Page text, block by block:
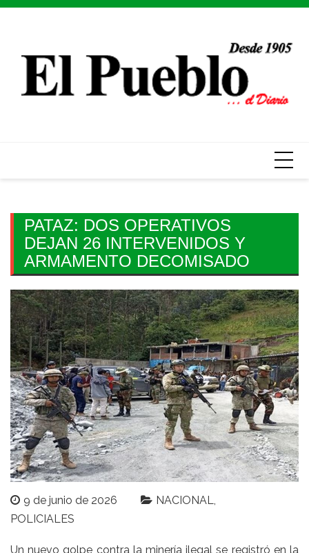
Skip
PATAZ: DOS OPERATIVOS
DEJAN 26 INTERVENIDOS Y
ARMAMENTO DECOMISADO
9 de junio de 2026
NACIONAL
POLICIALES
Un nuevo golpe contra la minería ilegal se registró en la